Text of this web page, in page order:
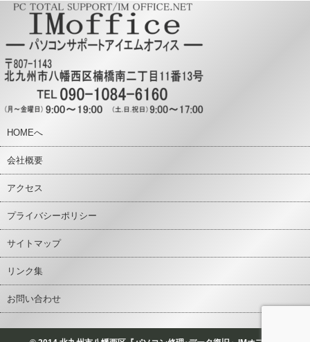
HOMEへ
会社概要
アクセス
プライバシーポリシー
サイトマップ
リンク集
お問い合わせ